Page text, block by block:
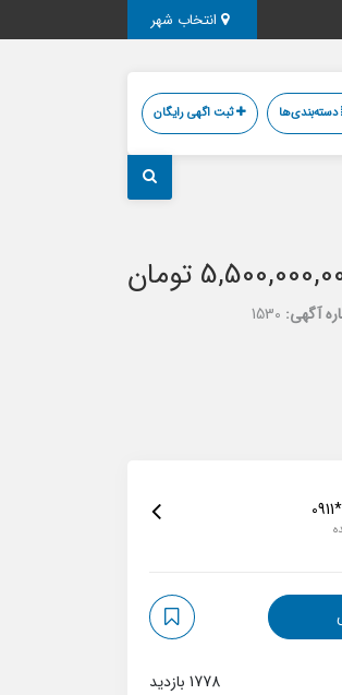
دسته‌بندی‌ها ثبت اگهی رایگان
تومان
آگهی: 1530
1778 بازدید